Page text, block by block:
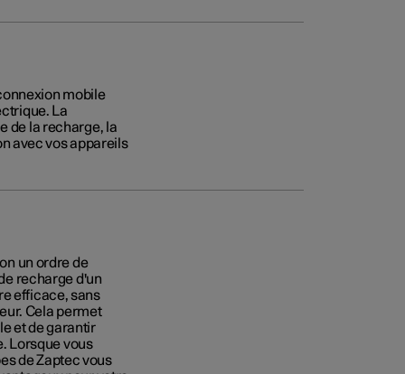
mobile
La
de la recharge, la
avec vos appareils
un ordre de
recharge d'un
efficace, sans
Cela permet
et de garantir
Lorsque vous
de Zaptec vous